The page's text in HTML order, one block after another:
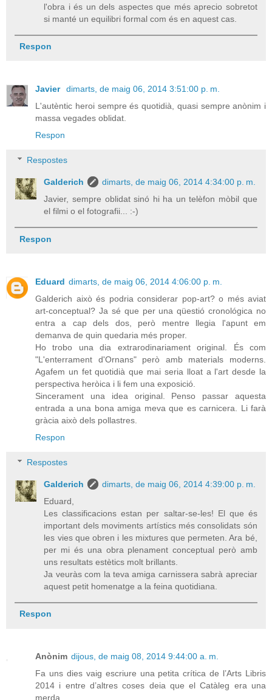
l'obra i és un dels aspectes que més aprecio sobretot
si manté un equilibri formal com és en aquest cas.
Respon
Javier dimarts, de maig 06, 2014 3:51:00 p. m.
L'autèntic heroi sempre és quotidià, quasi sempre anònim i
massa vegades oblidat.
Respon
Respostes
Galderich
dimarts, de maig 06, 2014 4:34:00 p. m.
Javier, sempre oblidat sinó hi ha un telèfon mòbil que
el filmi o el fotografii... :-)
Respon
Eduard dimarts, de maig 06, 2014 4:06:00 p. m.
Galderich això és podria considerar pop-art? o més aviat
art-conceptual? Ja sé que per una qüestió cronológica no
entra a cap dels dos, però mentre llegia l'apunt em
demanva de quin quedaria més proper.
Ho trobo una dia extrarodinariament original. És com
"L'enterrament d'Ornans" però amb materials moderns.
Agafem un fet quotidià que mai seria lloat a l'art desde la
perspectiva heròica i li fem una exposició.
Sincerament una idea original. Penso passar aquesta
entrada a una bona amiga meva que es carnicera. Li farà
gràcia això dels pollastres.
Respon
Respostes
Galderich
dimarts, de maig 06, 2014 4:39:00 p. m.
Eduard,
Les classificacions estan per saltar-se-les! El que és
important dels moviments artístics més consolidats són
les vies que obren i les mixtures que permeten. Ara bé,
per mi és una obra plenament conceptual però amb
uns resultats estètics molt brillants.
Ja veuràs com la teva amiga carnissera sabrà apreciar
aquest petit homenatge a la feina quotidiana.
Respon
Anònim dijous, de maig 08, 2014 9:44:00 a. m.
Fa uns dies vaig escriure una petita crítica de l’Arts Libris
2014 i entre d’altres coses deia que el Catàleg era una
merda.